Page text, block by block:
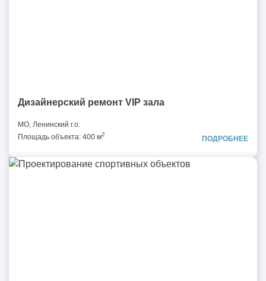
Дизайнерский ремонт VIP зала
МО, Ленинский г.о.
Площадь объекта: 400 м2
ПОДРОБНЕЕ